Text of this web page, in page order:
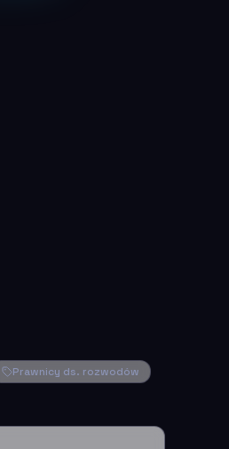
Prawnicy ds. rozwodów